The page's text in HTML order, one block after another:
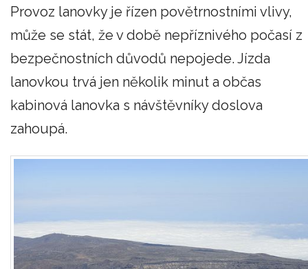
Provoz lanovky je řízen povětrnostními vlivy,
může se stát, že v době nepříznivého počasí z
bezpečnostních důvodů nepojede. Jízda
lanovkou trvá jen několik minut a občas
kabinová lanovka s návštěvníky doslova
zahoupá.